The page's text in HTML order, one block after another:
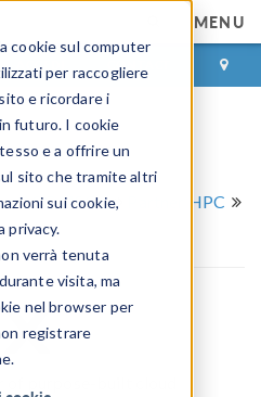
cookie sul computer
per raccogliere
e ricordare i
futuro. I cookie
e a offrire un
sito che tramite altri
sui cookie,
privacy.
verrà tenuta
visita, ma
nel browser per
registrare
MENU
ACCEDI CONTACT
COMSOL
Partner HPC